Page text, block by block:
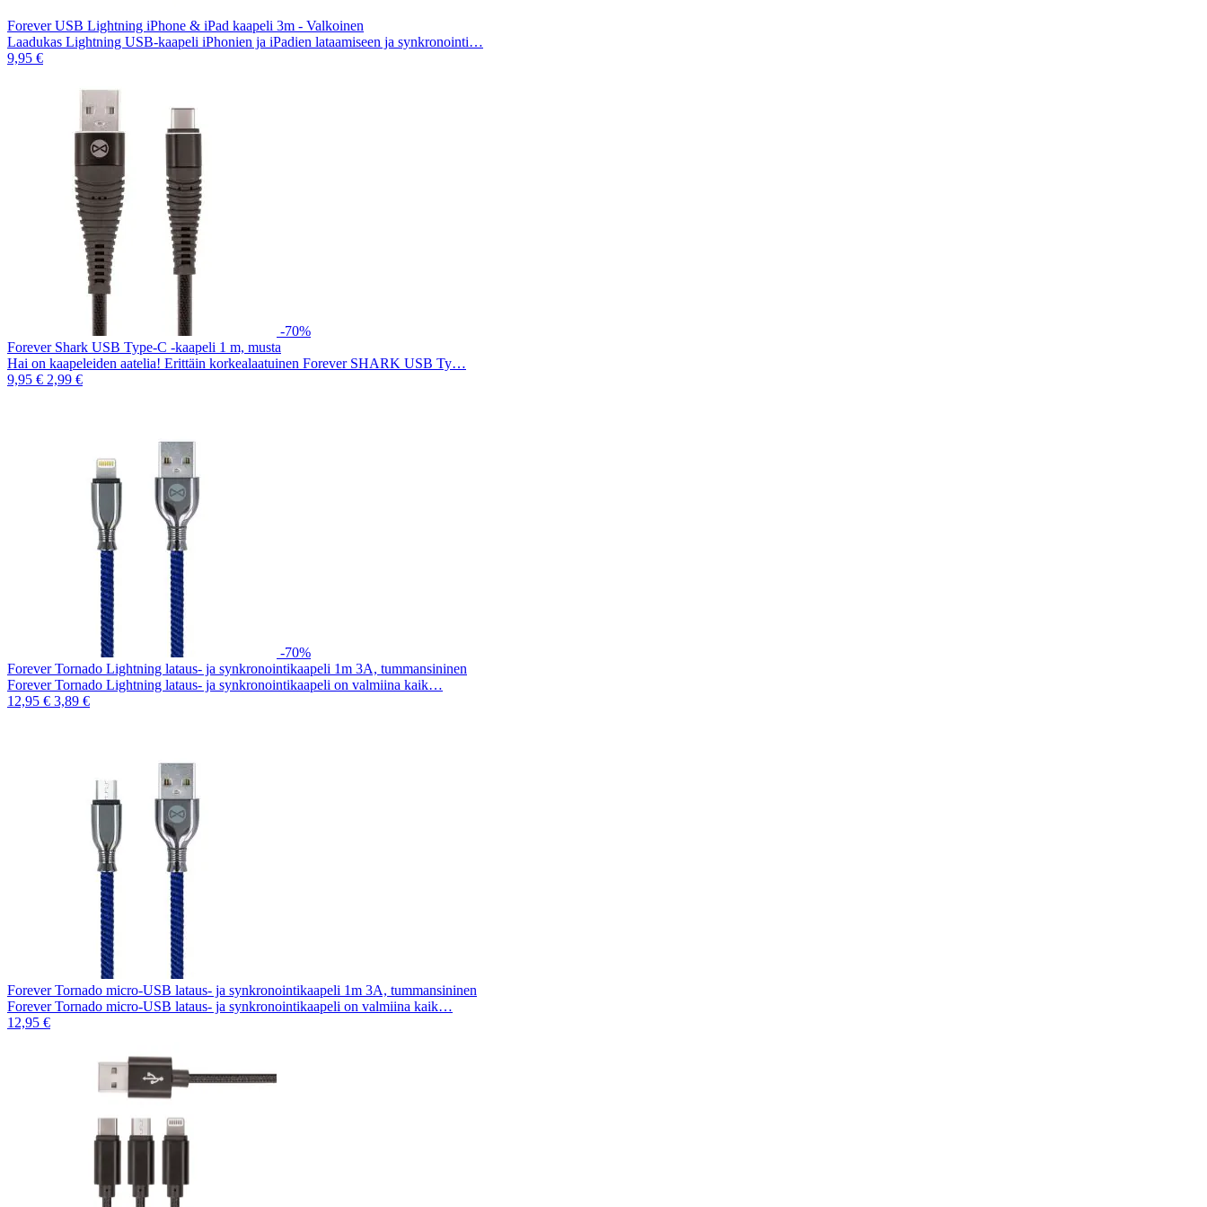
Forever USB Lightning iPhone & iPad kaapeli 3m - Valkoinen
Laadukas Lightning USB-kaapeli iPhonien ja iPadien lataamiseen ja synkronointi…
9,95 €
-70%
Forever Shark USB Type-C -kaapeli 1 m, musta
Hai on kaapeleiden aatelia! Erittäin korkealaatuinen Forever SHARK USB Ty…
9,95 € 2,99 €
-70%
Forever Tornado Lightning lataus- ja synkronointikaapeli 1m 3A, tummansininen
Forever Tornado Lightning lataus- ja synkronointikaapeli on valmiina kaik…
12,95 € 3,89 €
Forever Tornado micro-USB lataus- ja synkronointikaapeli 1m 3A, tummansininen
Forever Tornado micro-USB lataus- ja synkronointikaapeli on valmiina kaik…
12,95 €